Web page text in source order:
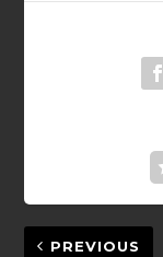
PREVIOUS